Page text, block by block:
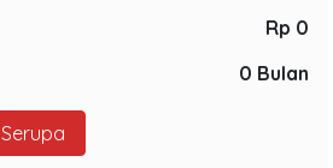
Rp 0
0 Bulan